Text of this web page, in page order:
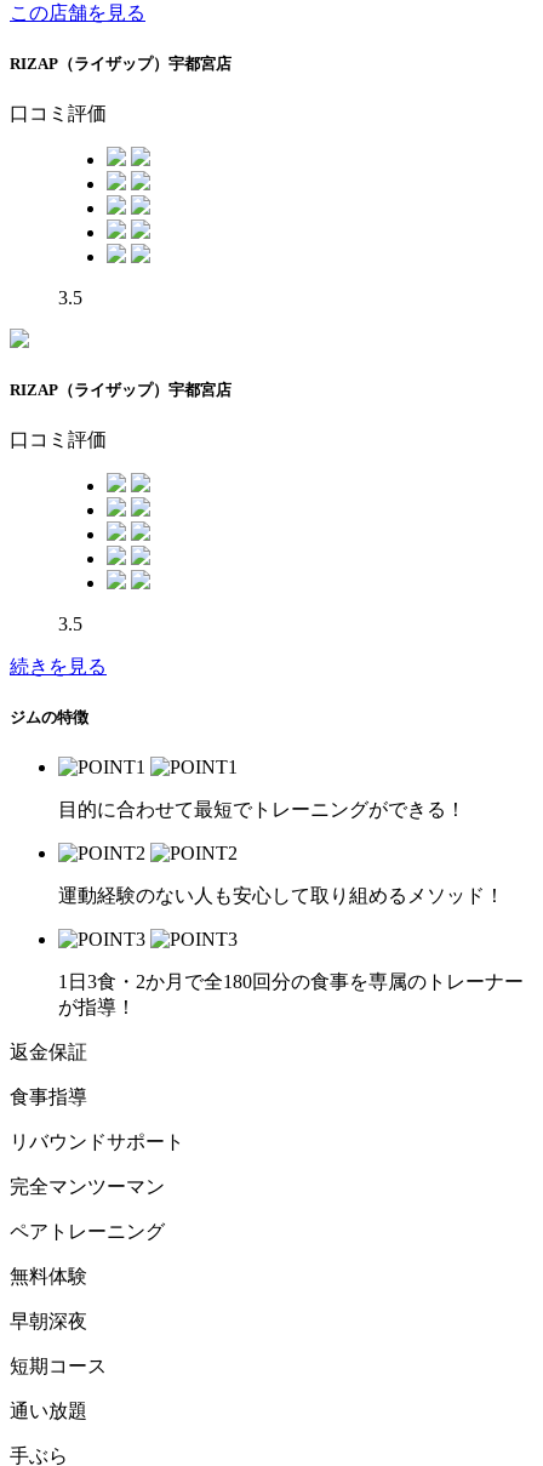
この店舗を見る
RIZAP（ライザップ）宇都宮店
口コミ評価
3.5
RIZAP（ライザップ）宇都宮店
口コミ評価
3.5
続きを見る
ジムの特徴
目的に合わせて最短でトレーニングができる！
運動経験のない人も安心して取り組めるメソッド！
1日3食・2か月で全180回分の食事を専属のトレーナー
が指導！
返金保証
食事指導
リバウンドサポート
完全マンツーマン
ペアトレーニング
無料体験
早朝深夜
短期コース
通い放題
手ぶら